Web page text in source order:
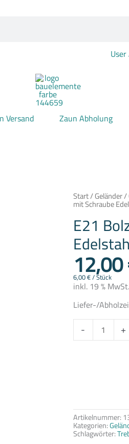
Versand Zaun Abholung
Start/Geländer/
mit Schraube
E21
12,00
6,00€/Stück
inkl. 19 % MwSt.
Liefer-/
-
E21
Bolzenanker
M10x60
mit
Schraube
Edelstahl
V2A
2
Stück
Treba
Frewa
Menge
+
Artikelnummer:
Kategorien:
Schlagwörter: